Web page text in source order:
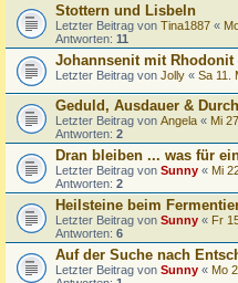
Stottern und Lisbeln
Letzter Beitrag von Tina1887 «
Antworten: 11
Johannsenit mit Rhodonit
Letzter Beitrag von Jolly « Sa 11.
Geduld, Ausdauer &
Letzter Beitrag von Angela « Mi
Antworten: 2
Dran bleiben ... was für
Letzter Beitrag von Sunny « Mi
Antworten: 2
Heilsteine beim
Letzter Beitrag von Sunny « Fr
Antworten: 6
Auf der Suche nach
Letzter Beitrag von Sunny « Mo